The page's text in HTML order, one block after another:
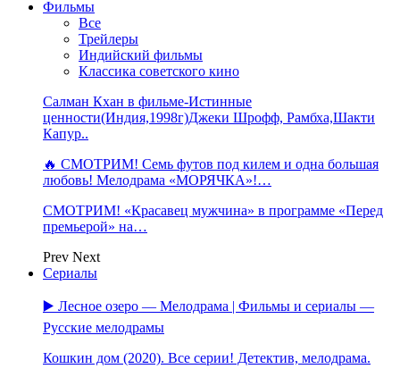
Фильмы
Все
Трейлеры
Индийский фильмы
Классика советского кино
Салман Кхан в фильме-Истинные
ценности(Индия,1998г)Джеки Шрофф, Рамбха,Шакти
Капур..
🔥 СМОТРИМ! Семь футов под килем и одна большая
любовь! Мелодрама «МОРЯЧКА»!…
СМОТРИМ! «Красавец мужчина» в программе «Перед
премьерой» на…
Prev Next
Сериалы
▶️ Лесное озеро — Мелодрама | Фильмы и сериалы —
Русские мелодрамы
Кошкин дом (2020). Все серии! Детектив, мелодрама.